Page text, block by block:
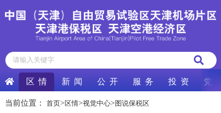
区 情 新 闻 公 开 服 务 投 资 党
当前位置： 首页> 区情>视觉中心>图说保税区